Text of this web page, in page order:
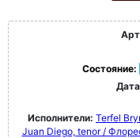
Состояние:
Исполнители: Terfel
Juan Diego, tenor /